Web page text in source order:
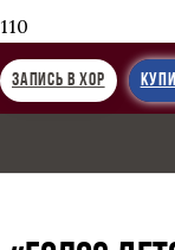
ЗАПИСЬ В ХОР
Следующая